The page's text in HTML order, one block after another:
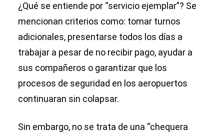
¿Qué se entiende por “servicio ejemplar”? Se
mencionan criterios como: tomar turnos
adicionales, presentarse todos los días a
trabajar a pesar de no recibir pago, ayudar a
sus compañeros o garantizar que los
procesos de seguridad en los aeropuertos
continuaran sin colapsar.
Sin embargo, no se trata de una “chequera